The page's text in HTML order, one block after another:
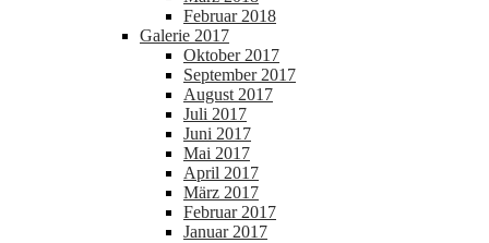
Februar 2018
Galerie 2017
Oktober 2017
September 2017
August 2017
Juli 2017
Juni 2017
Mai 2017
April 2017
März 2017
Februar 2017
Januar 2017